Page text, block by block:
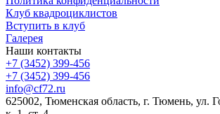
Клуб квадроциклистов
Вступить в клуб
Галерея
Наши контакты
+7 (3452) 399-456
+7 (3452) 399-456
info@cf72.ru
625002, Тюменская область, г. Тюмень, ул.